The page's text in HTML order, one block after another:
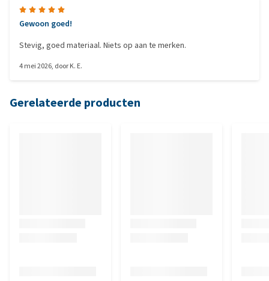
Gewoon goed!
Stevig, goed materiaal. Niets op aan te merken.
4 mei 2026, doorK. E.
Gerelateerde producten